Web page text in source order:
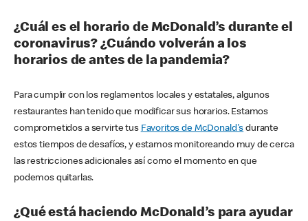
¿Cuál es el horario de McDonald’s durante el
coronavirus? ¿Cuándo volverán a los
horarios de antes de la pandemia?
Para cumplir con los reglamentos locales y estatales, algunos
restaurantes han tenido que modificar sus horarios. Estamos
comprometidos a servirte tus Favoritos de McDonald's durante
estos tiempos de desafíos, y estamos monitoreando muy de cerca
las restricciones adicionales así como el momento en que
podemos quitarlas.
¿Qué está haciendo McDonald’s para ayudar